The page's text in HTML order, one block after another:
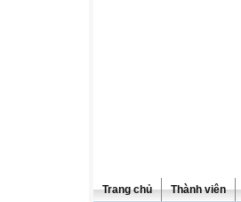
Trang chủ Thành viên